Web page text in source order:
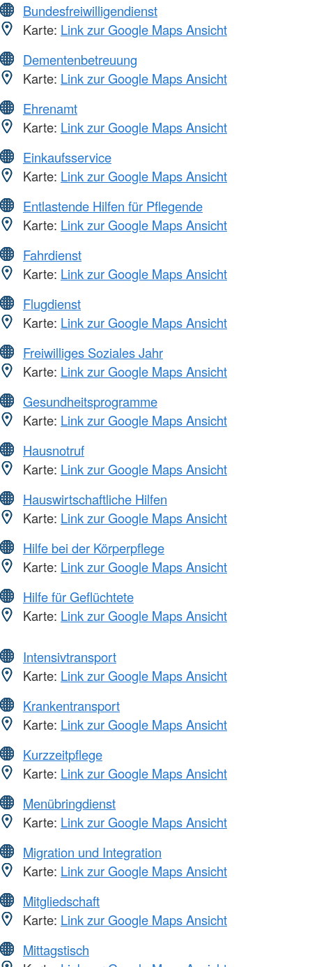
Bundesfreiwilligendienst
Karte: Link zur Google Maps Ansicht
Dementenbetreuung
Karte: Link zur Google Maps Ansicht
Ehrenamt
Karte: Link zur Google Maps Ansicht
Einkaufsservice
Karte: Link zur Google Maps Ansicht
Entlastende Hilfen für Pflegende
Karte: Link zur Google Maps Ansicht
Fahrdienst
Karte: Link zur Google Maps Ansicht
Flugdienst
Karte: Link zur Google Maps Ansicht
Freiwilliges Soziales Jahr
Karte: Link zur Google Maps Ansicht
Gesundheitsprogramme
Karte: Link zur Google Maps Ansicht
Hausnotruf
Karte: Link zur Google Maps Ansicht
Hauswirtschaftliche Hilfen
Karte: Link zur Google Maps Ansicht
Hilfe bei der Körperpflege
Karte: Link zur Google Maps Ansicht
Hilfe für Geflüchtete
Karte: Link zur Google Maps Ansicht
Intensivtransport
Karte: Link zur Google Maps Ansicht
Krankentransport
Karte: Link zur Google Maps Ansicht
Kurzzeitpflege
Karte: Link zur Google Maps Ansicht
Menübringdienst
Karte: Link zur Google Maps Ansicht
Migration und Integration
Karte: Link zur Google Maps Ansicht
Mitgliedschaft
Karte: Link zur Google Maps Ansicht
Mittagstisch